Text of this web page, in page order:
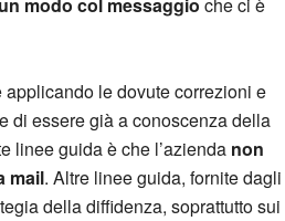
modo col messaggio che ci è
le dovute correzioni e
di essere già a conoscenza della
linee guida è che l’azienda non
mail. Altre linee guida, fornite dagli
della diffidenza, soprattutto sui